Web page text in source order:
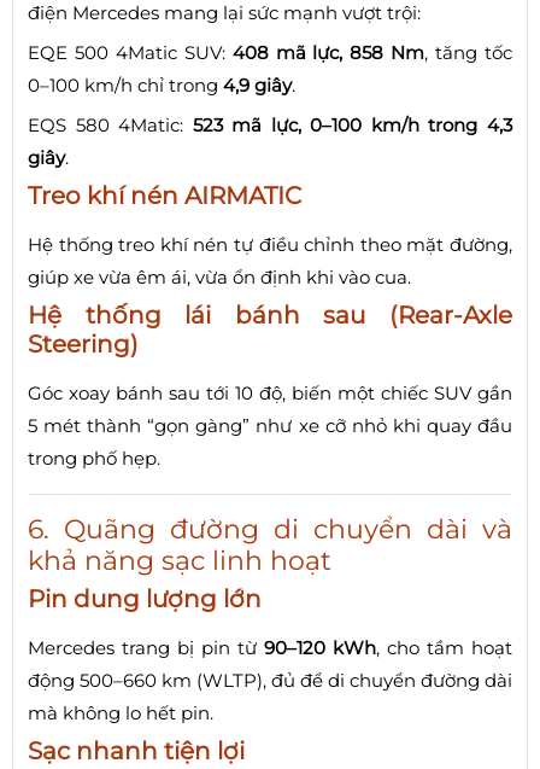
điện Mercedes mang lại sức mạnh vượt trội:
EQE 500 4Matic SUV: 408 mã lực, 858 Nm, tăng tốc
0–100 km/h chỉ trong 4,9 giây.
EQS 580 4Matic: 523 mã lực, 0–100 km/h trong 4,3
giây.
Treo khí nén AIRMATIC
Hệ thống treo khí nén tự điều chỉnh theo mặt đường,
giúp xe vừa êm ái, vừa ổn định khi vào cua.
Hệ thống lái bánh sau (Rear-Axle
Steering)
Góc xoay bánh sau tới 10 độ, biến một chiếc SUV gần
5 mét thành “gọn gàng” như xe cỡ nhỏ khi quay đầu
trong phố hẹp.
6. Quãng đường di chuyển dài và
khả năng sạc linh hoạt
Pin dung lượng lớn
Mercedes trang bị pin từ 90–120 kWh, cho tầm hoạt
động 500–660 km (WLTP), đủ để di chuyển đường dài
mà không lo hết pin.
Sạc nhanh tiện lợi